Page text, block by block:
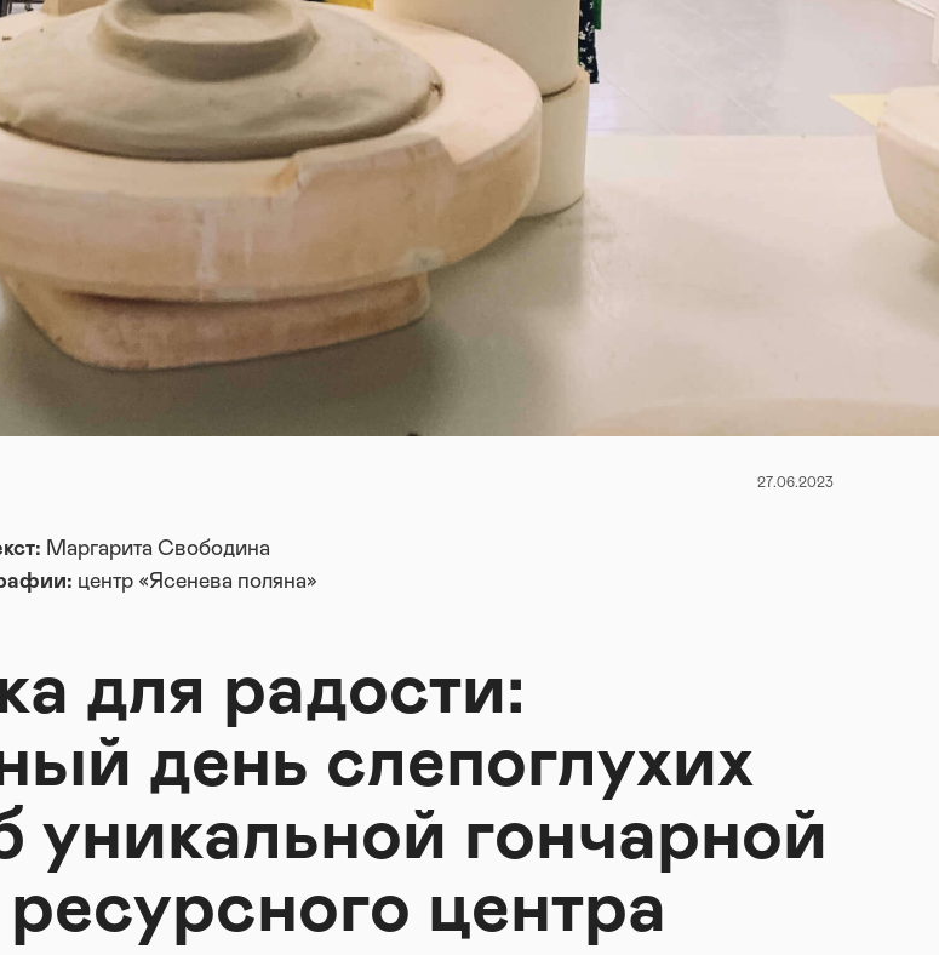
27.06.2023
Маргарита Свободина
центр «Ясенева поляна»
для радости:
день слепоглухих
уникальной гончарной
центра